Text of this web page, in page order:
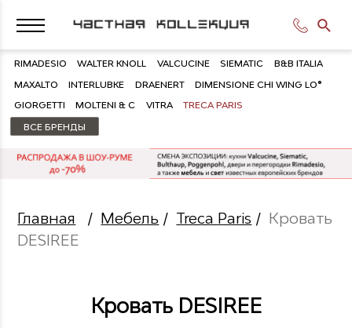
RIMADESIO WALTER KNOLL VALCUCINE SIEMATIC B&B ITALIA
MAXALTO INTERLUBKE DRAENERT DIMENSIONE CHI WING LO®
GIORGETTI MOLTENI & C VITRA TRECA PARIS
ВСЕ БРЕНДЫ
Главная / Мебель / Treca Paris / Кровать
DESIREE
Кровать DESIREE